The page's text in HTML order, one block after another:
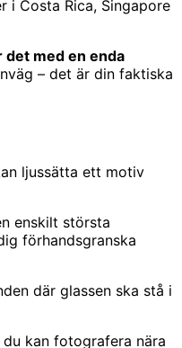
i Costa Rica, Singapore
det med en enda
– det är din faktiska
ljussätta ett motiv
enskilt största
förhandsgranska
där glassen ska stå i
kan fotografera nära